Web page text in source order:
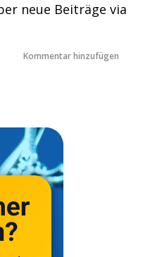
neue Beiträge via